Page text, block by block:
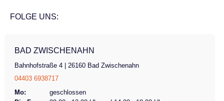
Zuladung Frontträger 25 kg zulässige
FOLGE UNS:
BAD ZWISCHENAHN
Bahnhofstraße 4 | 26160 Bad Zwischenahn
04403 6938717
Mo:
geschlossen